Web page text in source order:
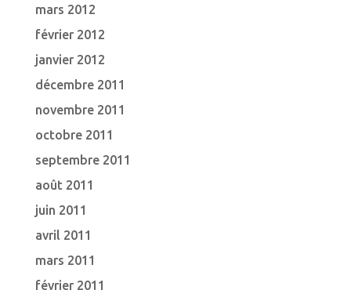
mars 2012
février 2012
janvier 2012
décembre 2011
novembre 2011
octobre 2011
septembre 2011
août 2011
juin 2011
avril 2011
mars 2011
février 2011